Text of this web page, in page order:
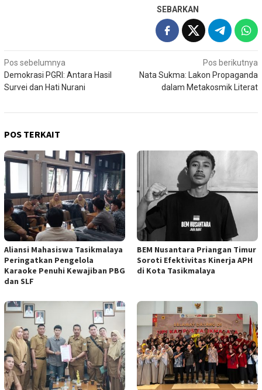
SEBARKAN
Navigasi
pos
Pos sebelumnya
Demokrasi PGRI: Antara Hasil
Survei dan Hati Nurani
Pos berikutnya
Nata Sukma: Lakon Propaganda
dalam Metakosmik Literat
POS TERKAIT
Aliansi Mahasiswa Tasikmalaya
Peringatkan Pengelola
Karaoke Penuhi Kewajiban PBG
dan SLF
BEM Nusantara Priangan Timur
Soroti Efektivitas Kinerja APH
di Kota Tasikmalaya